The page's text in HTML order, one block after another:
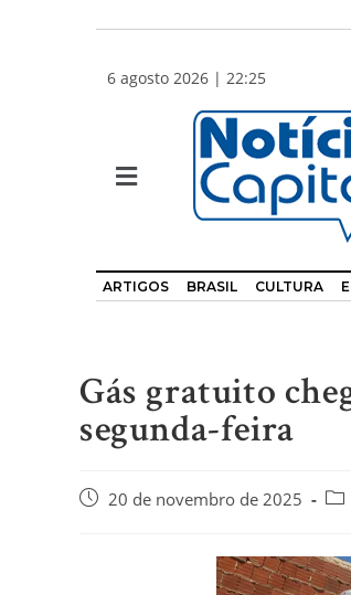
6 agosto 2026 | 22:25
ARTIGOS BRASIL CULTURA
Gás gratuito
segunda-feira
20 de novembro de 2025